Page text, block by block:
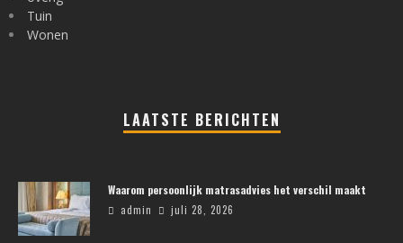
Tuin
Wonen
LAATSTE BERICHTEN
Waarom persoonlijk matrasadvies het verschil maakt
admin juli 28, 2026